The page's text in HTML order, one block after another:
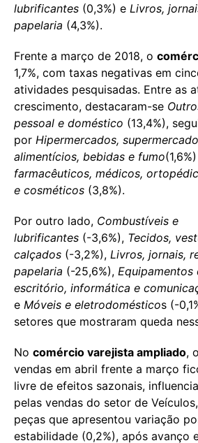
lubrificantes (0,3%) e Livros,
papelaria (4,3%).
Frente a março de 2018, o
1,7%, com taxas negativas em
atividades pesquisadas. Entre as
crescimento, destacaram-se
pessoal e doméstico (13,4%),
por Hipermercados,
alimentícios, bebidas e fumo
farmacêuticos, médicos,
e cosméticos (3,8%).
Por outro lado, Combustíveis e
lubrificantes (-3,6%), Tecidos,
calçados (-3,2%), Livros, jornais,
papelaria (-25,6%), Equipamentos
escritório, informática e
e Móveis e eletrodomésticos (-
setores que mostraram queda
No comércio varejista ampliado,
vendas em abril frente a março
livre de efeitos sazonais,
pelas vendas do setor de
peças que apresentou variação
estabilidade (0,2%), após avanço